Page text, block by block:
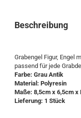
Beschreibung
Grabengel Figur, Engel
passend für jede
Farbe: Grau Antik
Material: Polyresin
Maße: 8,5cm x 6,5cm x
Lieferung: 1 Stück